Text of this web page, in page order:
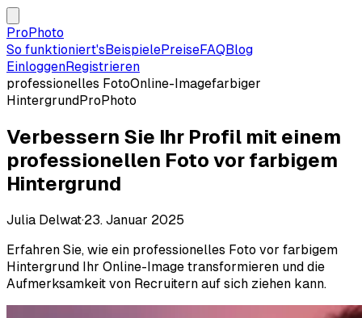
ProPhoto
So funktioniert'sBeispielePreiseFAQBlog
EinloggenRegistrieren
professionelles FotoOnline-Imagefarbiger
HintergrundProPhoto
Verbessern Sie Ihr Profil mit einem
professionellen Foto vor farbigem
Hintergrund
Julia Delwat·23. Januar 2025
Erfahren Sie, wie ein professionelles Foto vor farbigem
Hintergrund Ihr Online-Image transformieren und die
Aufmerksamkeit von Recruitern auf sich ziehen kann.